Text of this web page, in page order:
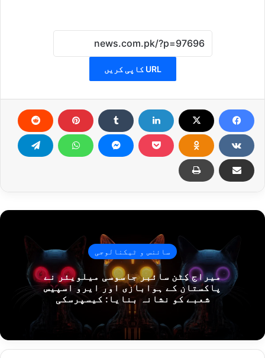
URL کاپی کریں
سائنس و ٹیکنالوجی
میراج کِٹن سائبر جاسوسی میلویئر نے
پاکستان کے ہوابازی اور ایرو اسپیس
شعبے کو نشانہ بنایا: کیسپرسکی